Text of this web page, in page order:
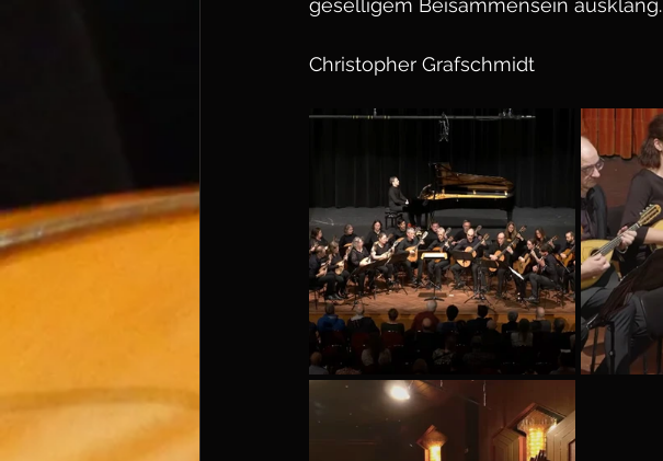
geselligem Beisammensein ausklang.
Christopher Grafschmidt